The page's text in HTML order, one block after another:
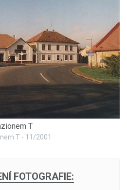
T
T - 11/2001
FOTOGRAFIE: